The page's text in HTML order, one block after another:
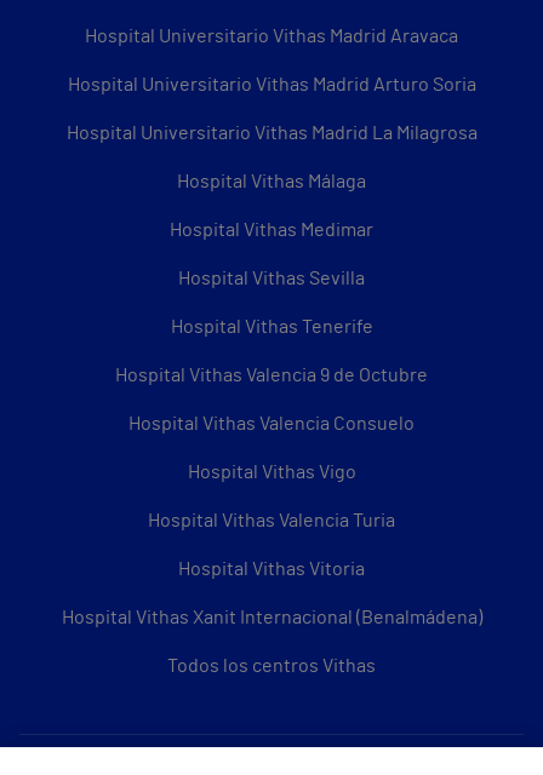
Hospital Universitario Vithas Madrid Aravaca
Hospital Universitario Vithas Madrid Arturo Soria
Hospital Universitario Vithas Madrid La Milagrosa
Hospital Vithas Málaga
Hospital Vithas Medimar
Hospital Vithas Sevilla
Hospital Vithas Tenerife
Hospital Vithas Valencia 9 de Octubre
Hospital Vithas Valencia Consuelo
Hospital Vithas Vigo
Hospital Vithas Valencia Turia
Hospital Vithas Vitoria
Hospital Vithas Xanit Internacional (Benalmádena)
Todos los centros Vithas